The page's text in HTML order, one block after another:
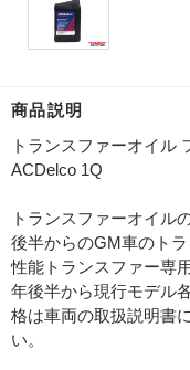
商品説明
トランスファーオイル
ACDelco 1Q
トランスファーオイル
後半からのGM車のト
性能トランスファー専
年後半から現行モデル
格は車両の取扱説明書
い。